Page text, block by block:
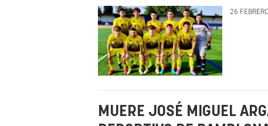
26
MUERE JOSÉ MIGUEL